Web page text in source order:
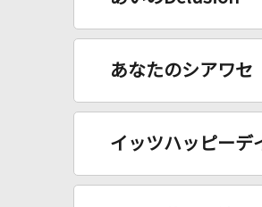
あなたのシアワセ
イッツハッピーデ